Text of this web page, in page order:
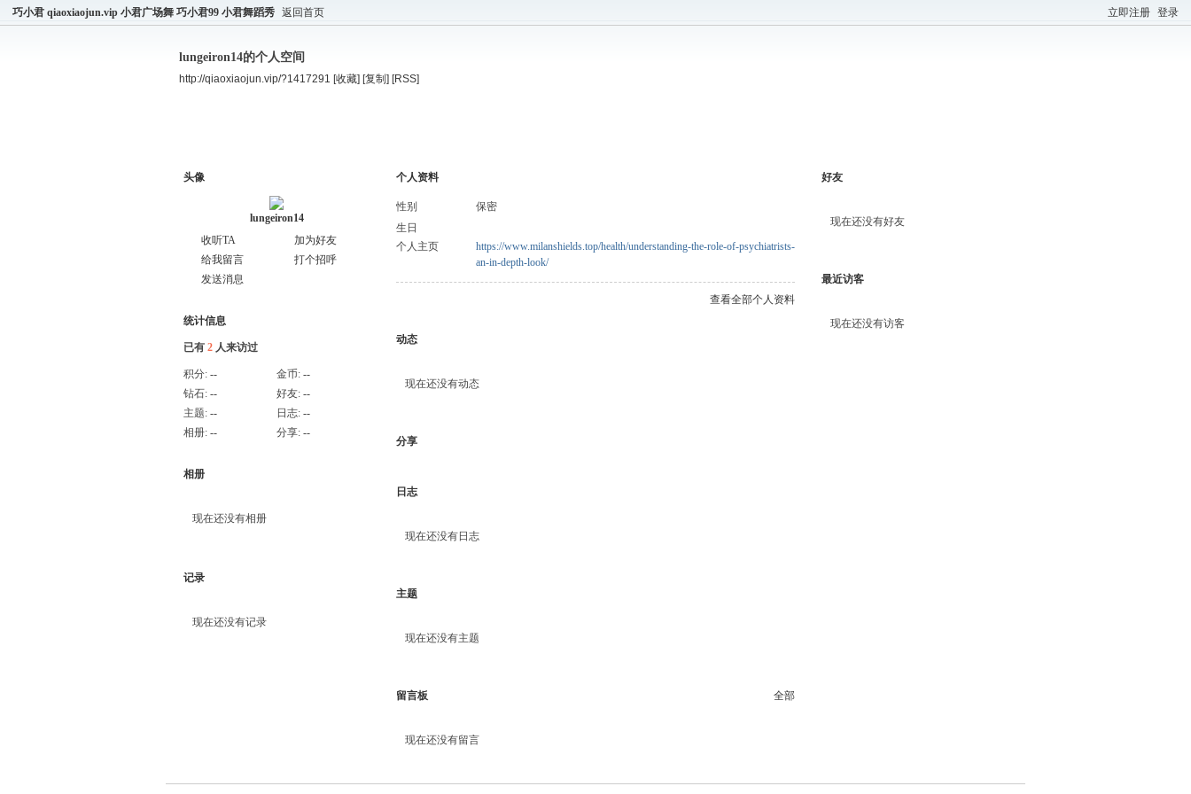
立即注册 登录
巧小君 qiaoxiaojun.vip 小君广场舞 巧小君99 小君舞蹈秀 返回首页
lungeiron14的个人空间
http://qiaoxiaojun.vip/?1417291 [收藏] [复制] [RSS]
头像
lungeiron14
收听TA
加为好友
给我留言
打个招呼
发送消息
统计信息
已有 2 人来访过
积分: -- 金币: --
钻石: -- 好友: --
主题: -- 日志: --
相册: -- 分享: --
相册
现在还没有相册
记录
现在还没有记录
个人资料
性别
保密
生日
个人主页
https://www.milanshields.top/health/understanding-the-role-of-psychiatrists-
an-in-depth-look/
查看全部个人资料
动态
现在还没有动态
分享
日志
现在还没有日志
主题
现在还没有主题
留言板 全部
现在还没有留言
好友
现在还没有好友
最近访客
现在还没有访客